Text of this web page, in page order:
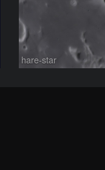
hare-star